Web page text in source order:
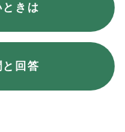
ときは
と回答